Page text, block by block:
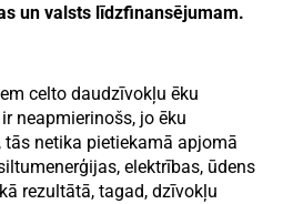
un valsts līdzfinansējumam.
celto daudzīvokļu ēku
neapmierinošs, jo ēku
netika pietiekamā apjomā
elektrības, ūdens
rezultātā, tagad, dzīvokļu